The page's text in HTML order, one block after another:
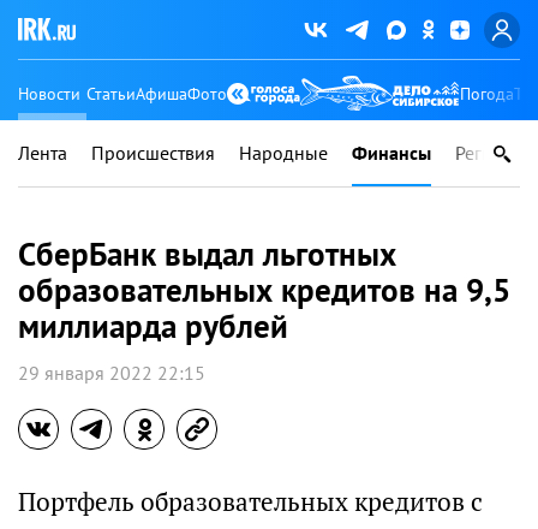
Новости СтатьиАфишаФото Погода
Лента Происшествия Народные Финансы Регионы
СберБанк выдал льготных
образовательных кредитов на 9,5
миллиарда рублей
29 января 2022 22:15
Портфель образовательных кредитов с